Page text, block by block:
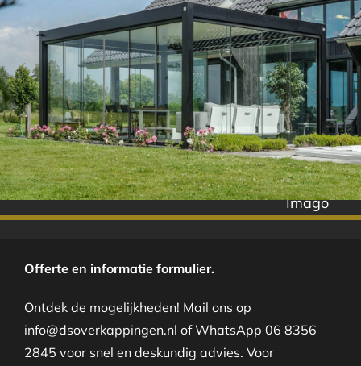
Imago
Offerte en informatie formulier.
Ontdek de mogelijkheden! Mail ons op
info@dsoverkappingen.nl of WhatsApp 06 8356
2845 voor snel en deskundig advies. Voor